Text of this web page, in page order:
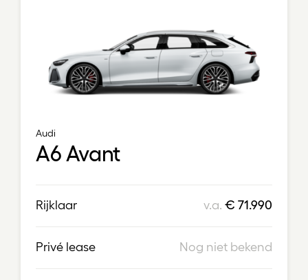
Audi
A6 Avant
Rijklaar v.a.€ 71.990
Privé lease Nog niet bekend